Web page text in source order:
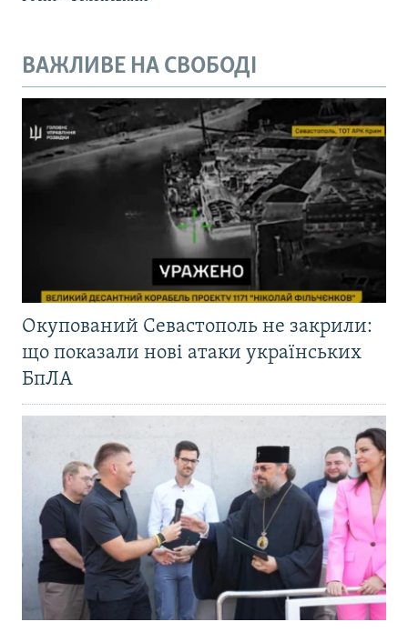
ВАЖЛИВЕ НА СВОБОДІ
Окупований Севастополь не закрили:
що показали нові атаки українських
БпЛА